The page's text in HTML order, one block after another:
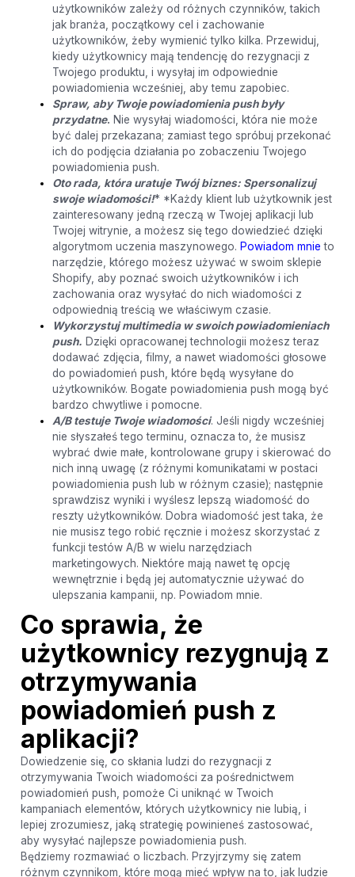
użytkowników zależy od różnych czynników, takich
jak branża, początkowy cel i zachowanie
użytkowników, żeby wymienić tylko kilka. Przewiduj,
kiedy użytkownicy mają tendencję do rezygnacji z
Twojego produktu, i wysyłaj im odpowiednie
powiadomienia wcześniej, aby temu zapobiec.
Spraw, aby Twoje powiadomienia push były
przydatne. Nie wysyłaj wiadomości, która nie może
być dalej przekazana; zamiast tego spróbuj przekonać
ich do podjęcia działania po zobaczeniu Twojego
powiadomienia push.
Oto rada, która uratuje Twój biznes: Spersonalizuj
swoje wiadomości!* *Każdy klient lub użytkownik jest
zainteresowany jedną rzeczą w Twojej aplikacji lub
Twojej witrynie, a możesz się tego dowiedzieć dzięki
algorytmom uczenia maszynowego. Powiadom mnie to
narzędzie, którego możesz używać w swoim sklepie
Shopify, aby poznać swoich użytkowników i ich
zachowania oraz wysyłać do nich wiadomości z
odpowiednią treścią we właściwym czasie.
Wykorzystuj multimedia w swoich powiadomieniach
push. Dzięki opracowanej technologii możesz teraz
dodawać zdjęcia, filmy, a nawet wiadomości głosowe
do powiadomień push, które będą wysyłane do
użytkowników. Bogate powiadomienia push mogą być
bardzo chwytliwe i pomocne.
A/B testuje Twoje wiadomości. Jeśli nigdy wcześniej
nie słyszałeś tego terminu, oznacza to, że musisz
wybrać dwie małe, kontrolowane grupy i skierować do
nich inną uwagę (z różnymi komunikatami w postaci
powiadomienia push lub w różnym czasie); następnie
sprawdzisz wyniki i wyślesz lepszą wiadomość do
reszty użytkowników. Dobra wiadomość jest taka, że ​​
nie musisz tego robić ręcznie i możesz skorzystać z
funkcji testów A/B w wielu narzędziach
marketingowych. Niektóre mają nawet tę opcję
wewnętrznie i będą jej automatycznie używać do
ulepszania kampanii, np. Powiadom mnie.
Co sprawia, że ​​
użytkownicy rezygnują z
otrzymywania
powiadomień push z
aplikacji?
Dowiedzenie się, co skłania ludzi do rezygnacji z
otrzymywania Twoich wiadomości za pośrednictwem
powiadomień push, pomoże Ci uniknąć w Twoich
kampaniach elementów, których użytkownicy nie lubią, i
lepiej zrozumiesz, jaką strategię powinieneś zastosować,
aby wysyłać najlepsze powiadomienia push.
Będziemy rozmawiać o liczbach. Przyjrzymy się zatem
różnym czynnikom, które mogą mieć wpływ na to, jak ludzie